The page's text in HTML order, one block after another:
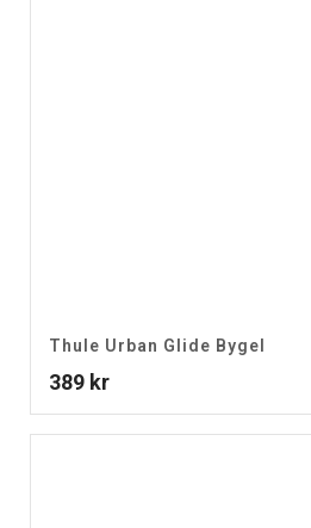
Thule Urban Glide Bygel
389 kr